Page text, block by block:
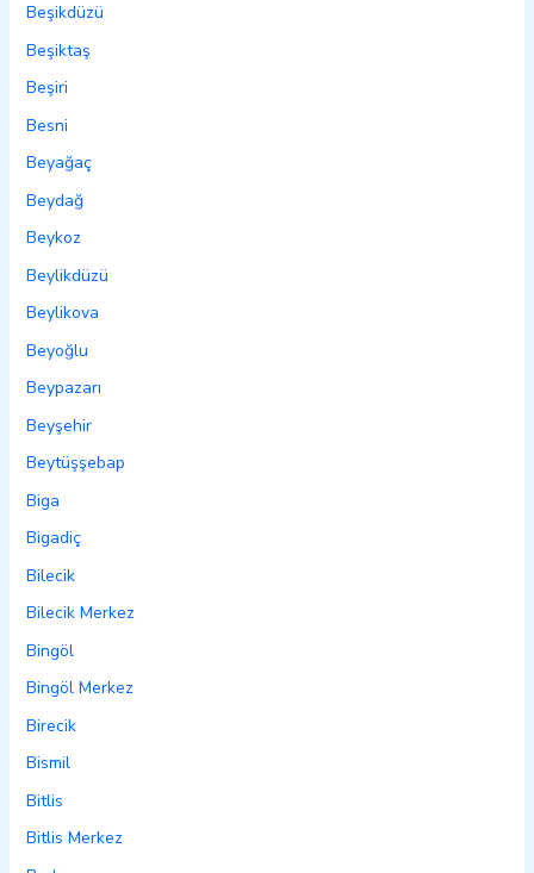
Beşikdüzü
Beşiktaş
Beşiri
Besni
Beyağaç
Beydağ
Beykoz
Beylikdüzü
Beylikova
Beyoğlu
Beypazarı
Beyşehir
Beytüşşebap
Biga
Bigadiç
Bilecik
Bilecik Merkez
Bingöl
Bingöl Merkez
Birecik
Bismil
Bitlis
Bitlis Merkez